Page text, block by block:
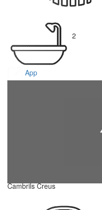
2
App
Cambrils Creus